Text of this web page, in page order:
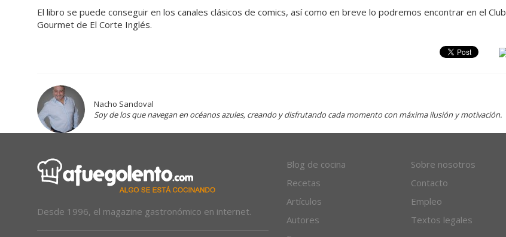
El libro se puede conseguir en los canales clásicos de comics, así como en breve lo podremos encontrar en el Club
Gourmet de El Corte Inglés.
Nacho Sandoval
Soy de los que navegan en océanos azules, creando y disfrutando cada momento con máxima ilusión y motivación.
Desde 1996, el magazine gastronómico en internet.
Blog de cocina
Recetas
Artículos
Autores
Sobre nosotros
Contacto
Empleo
Textos legales